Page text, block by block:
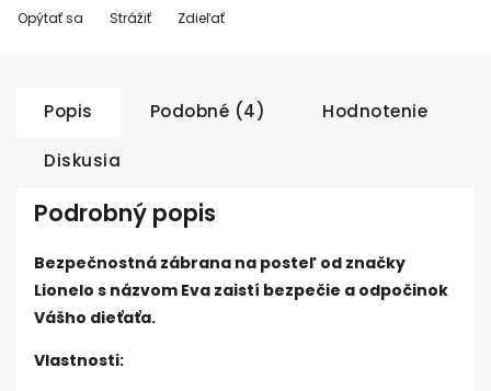
Opýtať sa Strážiť Zdieľať
Popis Podobné (4) Hodnotenie
Diskusia
Podrobný popis
Bezpečnostná zábrana na posteľ od značky
Lionelo s názvom Eva zaistí bezpečie a odpočinok
Vášho dieťaťa.
Vlastnosti: